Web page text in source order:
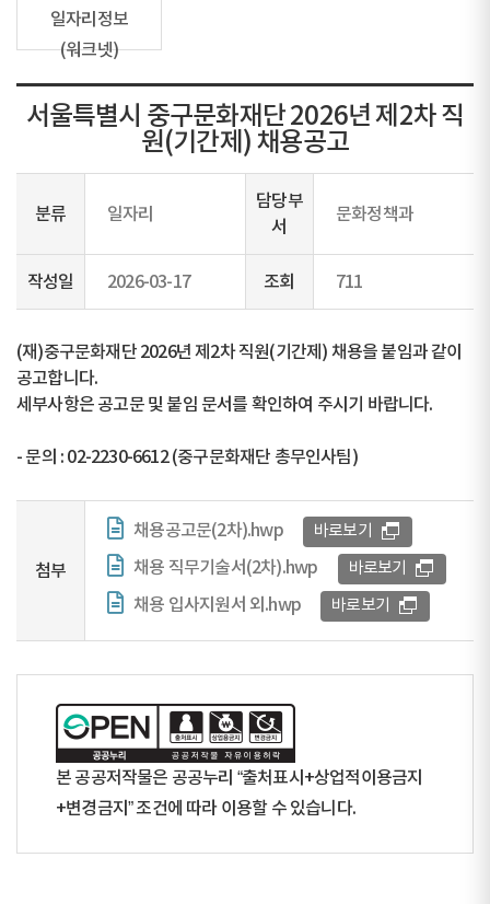
일자리정보
(워크넷)
서울특별시 중구문화재단 2026년 제2차 직
원(기간제) 채용공고
분류 일자리
담당부
서
문화정책과
작성일 2026-03-17 조회 711
(재)중구문화재단 2026년 제2차 직원(기간제) 채용을 붙임과 같이
공고합니다.
세부사항은 공고문 및 붙임 문서를 확인하여 주시기 바랍니다.
- 문의 : 02-2230-6612 (중구문화재단 총무인사팀)
첨부
채용공고문(2차).hwp 바로보기
채용 직무기술서(2차).hwp 바로보기
채용 입사지원서 외.hwp 바로보기
본 공공저작물은 공공누리 “출처표시+상업적이용금지
+변경금지” 조건에 따라 이용할 수 있습니다.